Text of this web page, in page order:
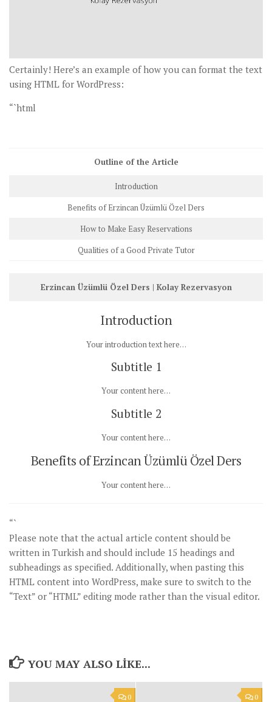
Certainly! Here’s an example of how you can format the text
using HTML for WordPress:
“`html
Outline of the Article
Introduction
Benefits of Erzincan Üzümlü Özel Ders
How to Make Easy Reservations
Qualities of a Good Private Tutor
Erzincan Üzümlü Özel Ders | Kolay Rezervasyon
Introduction
Your introduction text here…
Subtitle 1
Your content here…
Subtitle 2
Your content here…
Benefits of Erzincan Üzümlü Özel Ders
Your content here…
“`
Please note that the actual article content should be
written in Turkish and should include 15 headings and
subheadings as specified. Additionally, when pasting this
HTML content into WordPress, make sure to switch to the
“Text” or “HTML” editing mode rather than the visual editor.
YOU MAY ALSO LIKE...
0 0